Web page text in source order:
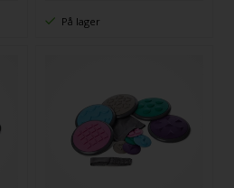
På lager